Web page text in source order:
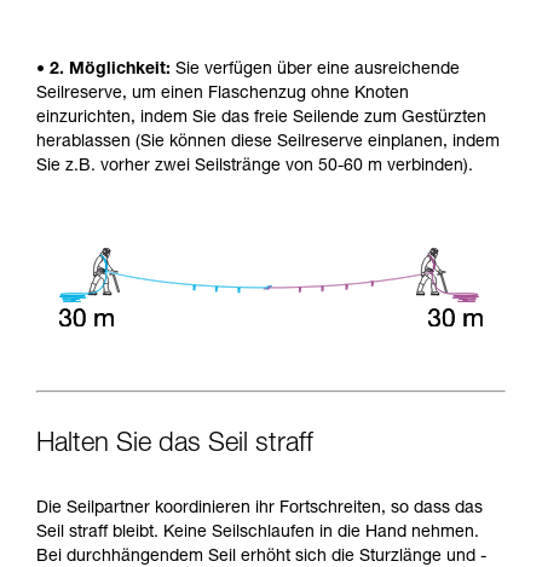
• 2. Möglichkeit: Sie verfügen über eine ausreichende
Seilreserve, um einen Flaschenzug ohne Knoten
einzurichten, indem Sie das freie Seilende zum Gestürzten
herablassen (Sie können diese Seilreserve einplanen, indem
Sie z.B. vorher zwei Seilstränge von 50-60 m verbinden).
Halten Sie das Seil straff
Die Seilpartner koordinieren ihr Fortschreiten, so dass das
Seil straff bleibt. Keine Seilschlaufen in die Hand nehmen.
Bei durchhängendem Seil erhöht sich die Sturzlänge und -